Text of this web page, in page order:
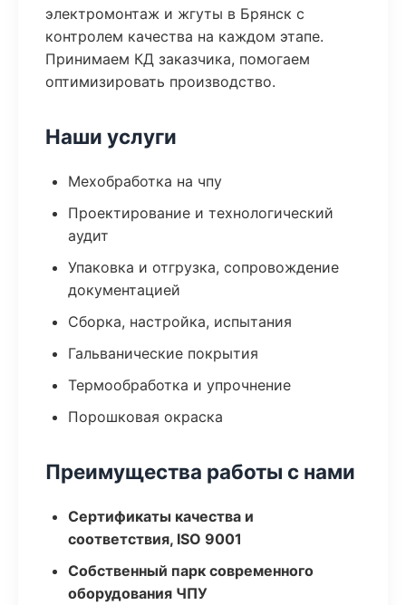
электромонтаж и жгуты в Брянск с
контролем качества на каждом этапе.
Принимаем КД заказчика, помогаем
оптимизировать производство.
Наши услуги
Мехобработка на чпу
Проектирование и технологический
аудит
Упаковка и отгрузка, сопровождение
документацией
Сборка, настройка, испытания
Гальванические покрытия
Термообработка и упрочнение
Порошковая окраска
Преимущества работы с нами
Сертификаты качества и
соответствия, ISO 9001
Собственный парк современного
оборудования ЧПУ